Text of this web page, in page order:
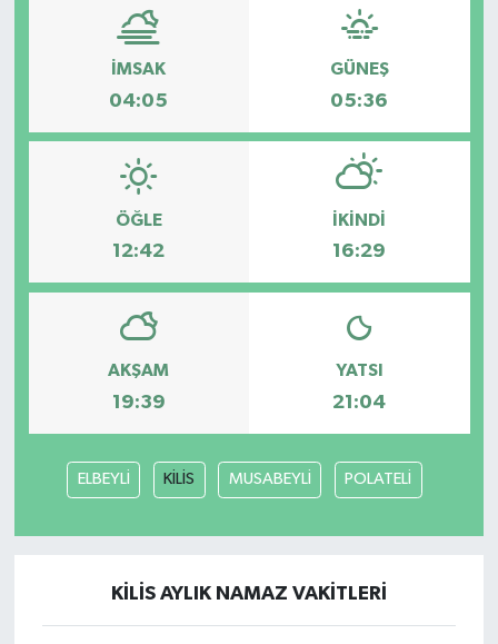
İMSAK
04:05
GÜNEŞ
05:36
ÖĞLE
12:42
İKINDI
16:29
AKŞAM
19:39
YATSI
21:04
ELBEYLİ KİLİS MUSABEYLİ POLATELİ
KİLİS AYLIK NAMAZ VAKITLERI